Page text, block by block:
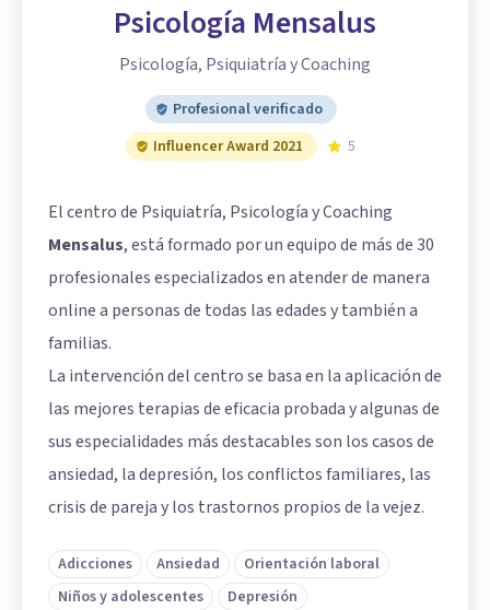
Psicología Mensalus
Psicología, Psiquiatría y Coaching
Profesional verificado
Influencer Award 2021
5
El centro de Psiquiatría, Psicología y Coaching
Mensalus, está formado por un equipo de más de 30
profesionales especializados en atender de manera
online a personas de todas las edades y también a
familias.
La intervención del centro se basa en la aplicación de
las mejores terapias de eficacia probada y algunas de
sus especialidades más destacables son los casos de
ansiedad, la depresión, los conflictos familiares, las
crisis de pareja y los trastornos propios de la vejez.
Adicciones Ansiedad
Orientación laboral
Niños y adolescentes
Depresión